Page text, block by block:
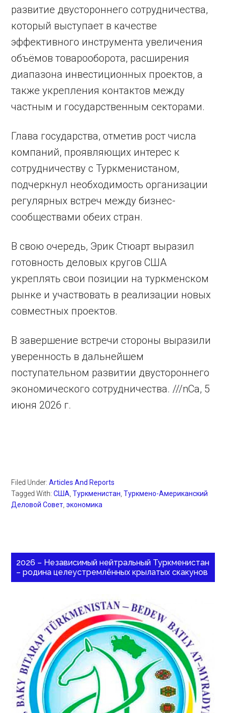
развитие двустороннего сотрудничества,
который выступает в качестве
эффективного инструмента увеличения
объёмов товарооборота, расширения
диапазона инвестиционных проектов, а
также укрепления контактов между
частным и государственным секторами.
Глава государства, отметив рост числа
компаний, проявляющих интерес к
сотрудничеству с Туркменистаном,
подчеркнул необходимость организации
регулярных встреч между бизнес-
сообществами обеих стран.
В свою очередь, Эрик Стюарт выразил
готовность деловых кругов США
укреплять свои позиции на туркменском
рынке и участвовать в реализации новых
совместных проектов.
В завершение встречи стороны выразили
уверенность в дальнейшем
поступательном развитии двустороннего
экономического сотрудничества. ///nCa, 5
июня 2026 г.
Filed Under:Articles And Reports
Tagged With:США ,Туркменистан ,Туркмено-Американский
Деловой Совет ,экономика
2026 – Независимый нейтральный Туркменистан
– родина целеустремлённых крылатых скакунов